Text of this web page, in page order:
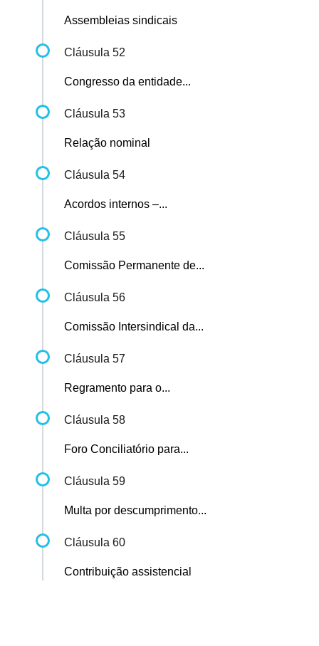
Assembleias sindicais
Cláusula 52
Congresso da entidade...
Cláusula 53
Relação nominal
Cláusula 54
Acordos internos –...
Cláusula 55
Comissão Permanente de...
Cláusula 56
Comissão Intersindical da...
Cláusula 57
Regramento para o...
Cláusula 58
Foro Conciliatório para...
Cláusula 59
Multa por descumprimento...
Cláusula 60
Contribuição assistencial